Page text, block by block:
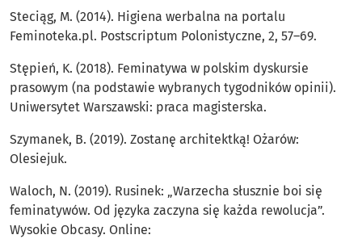
Steciąg, M. (2014). Higiena werbalna na portalu
Feminoteka.pl. Postscriptum Polonistyczne, 2, 57–69.
Stępień, K. (2018). Feminatywa w polskim dyskursie
prasowym (na podstawie wybranych tygodników opinii).
Uniwersytet Warszawski: praca magisterska.
Szymanek, B. (2019). Zostanę architektką! Ożarów:
Olesiejuk.
Waloch, N. (2019). Rusinek: „Warzecha słusznie boi się
feminatywów. Od języka zaczyna się każda rewolucja”.
Wysokie Obcasy. Online: